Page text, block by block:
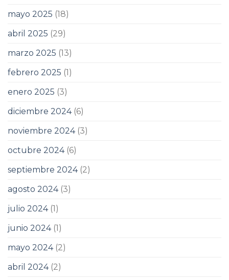
mayo 2025 (18)
abril 2025 (29)
marzo 2025 (13)
febrero 2025 (1)
enero 2025 (3)
diciembre 2024(6)
noviembre 2024(3)
octubre 2024(6)
septiembre 2024(2)
agosto 2024(3)
julio 2024(1)
junio 2024(1)
mayo 2024(2)
abril 2024(2)